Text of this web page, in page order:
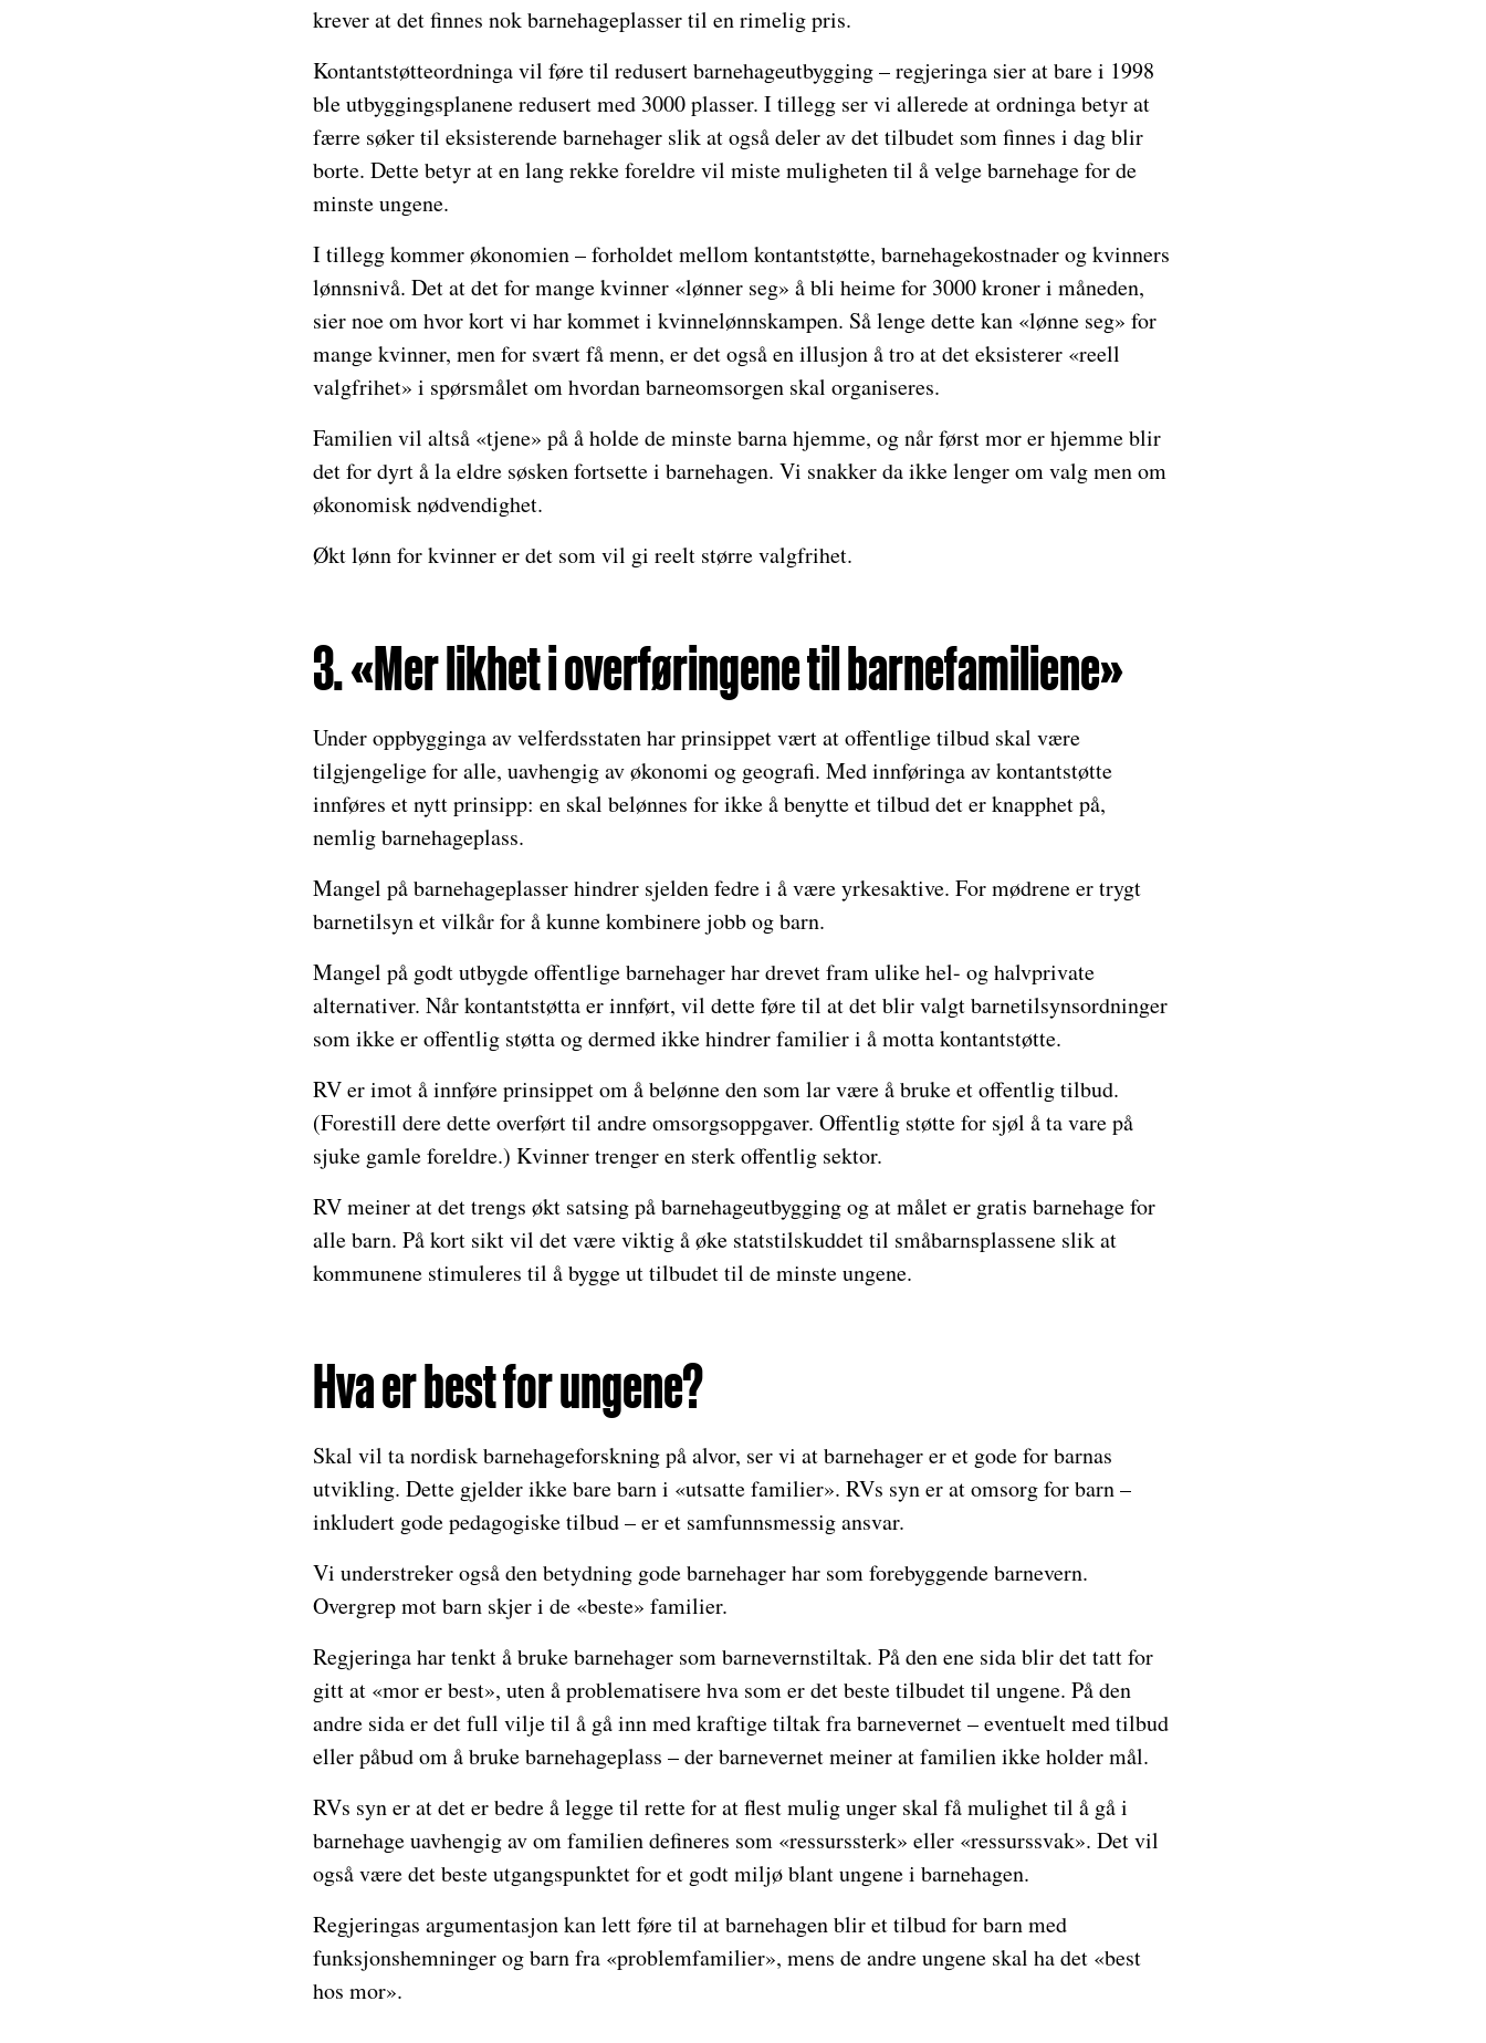
krever at det finnes nok barnehageplasser til en rimelig pris.
Kontantstøtteordninga vil føre til redusert barnehageutbygging – regjeringa sier at bare i 1998
ble utbyggingsplanene redusert med 3000 plasser. I tillegg ser vi allerede at ordninga betyr at
færre søker til eksisterende barnehager slik at også deler av det tilbudet som finnes i dag blir
borte. Dette betyr at en lang rekke foreldre vil miste muligheten til å velge barnehage for de
minste ungene.
I tillegg kommer økonomien – forholdet mellom kontantstøtte, barnehagekostnader og kvinners
lønnsnivå. Det at det for mange kvinner «lønner seg» å bli heime for 3000 kroner i måneden,
sier noe om hvor kort vi har kommet i kvinnelønnskampen. Så lenge dette kan «lønne seg» for
mange kvinner, men for svært få menn, er det også en illusjon å tro at det eksisterer «reell
valgfrihet» i spørsmålet om hvordan barneomsorgen skal organiseres.
Familien vil altså «tjene» på å holde de minste barna hjemme, og når først mor er hjemme blir
det for dyrt å la eldre søsken fortsette i barnehagen. Vi snakker da ikke lenger om valg men om
økonomisk nødvendighet.
Økt lønn for kvinner er det som vil gi reelt større valgfrihet.
3. «Mer likhet i overføringene til barnefamiliene»
Under oppbygginga av velferdsstaten har prinsippet vært at offentlige tilbud skal være
tilgjengelige for alle, uavhengig av økonomi og geografi. Med innføringa av kontantstøtte
innføres et nytt prinsipp: en skal belønnes for ikke å benytte et tilbud det er knapphet på,
nemlig barnehageplass.
Mangel på barnehageplasser hindrer sjelden fedre i å være yrkesaktive. For mødrene er trygt
barnetilsyn et vilkår for å kunne kombinere jobb og barn.
Mangel på godt utbygde offentlige barnehager har drevet fram ulike hel- og halvprivate
alternativer. Når kontantstøtta er innført, vil dette føre til at det blir valgt barnetilsynsordninger
som ikke er offentlig støtta og dermed ikke hindrer familier i å motta kontantstøtte.
RV er imot å innføre prinsippet om å belønne den som lar være å bruke et offentlig tilbud.
(Forestill dere dette overført til andre omsorgsoppgaver. Offentlig støtte for sjøl å ta vare på
sjuke gamle foreldre.) Kvinner trenger en sterk offentlig sektor.
RV meiner at det trengs økt satsing på barnehageutbygging og at målet er gratis barnehage for
alle barn. På kort sikt vil det være viktig å øke statstilskuddet til småbarnsplassene slik at
kommunene stimuleres til å bygge ut tilbudet til de minste ungene.
Hva er best for ungene?
Skal vil ta nordisk barnehageforskning på alvor, ser vi at barnehager er et gode for barnas
utvikling. Dette gjelder ikke bare barn i «utsatte familier». RVs syn er at omsorg for barn –
inkludert gode pedagogiske tilbud – er et samfunnsmessig ansvar.
Vi understreker også den betydning gode barnehager har som forebyggende barnevern.
Overgrep mot barn skjer i de «beste» familier.
Regjeringa har tenkt å bruke barnehager som barnevernstiltak. På den ene sida blir det tatt for
gitt at «mor er best», uten å problematisere hva som er det beste tilbudet til ungene. På den
andre sida er det full vilje til å gå inn med kraftige tiltak fra barnevernet – eventuelt med tilbud
eller påbud om å bruke barnehageplass – der barnevernet meiner at familien ikke holder mål.
RVs syn er at det er bedre å legge til rette for at flest mulig unger skal få mulighet til å gå i
barnehage uavhengig av om familien defineres som «ressurssterk» eller «ressurssvak». Det vil
også være det beste utgangspunktet for et godt miljø blant ungene i barnehagen.
Regjeringas argumentasjon kan lett føre til at barnehagen blir et tilbud for barn med
funksjonshemninger og barn fra «problemfamilier», mens de andre ungene skal ha det «best
hos mor».